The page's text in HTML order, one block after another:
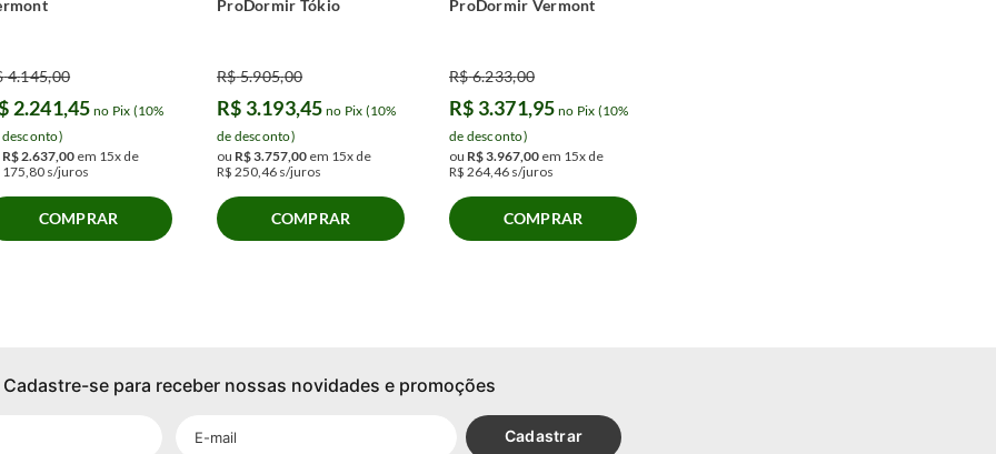
4.145,00
2.241,45 no Pix (10%
desconto)
R$2.637,00 em 15x de
175,80 s/juros
COMPRAR
ProDormir Tókio
R$5.905,00
R$ 3.193,45 no Pix (10%
de desconto)
ou R$3.757,00 em 15x de
R$ 250,46 s/juros
COMPRAR
ProDormir Vermont
R$6.233,00
R$ 3.371,95 no Pix (10%
de desconto)
ou R$3.967,00 em 15x de
R$ 264,46 s/juros
COMPRAR
Cadastre-se para receber nossas novidades e promoções
Cadastrar